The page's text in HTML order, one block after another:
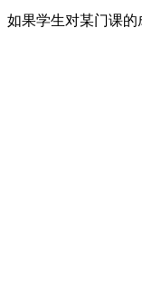
如果学生对某门课的